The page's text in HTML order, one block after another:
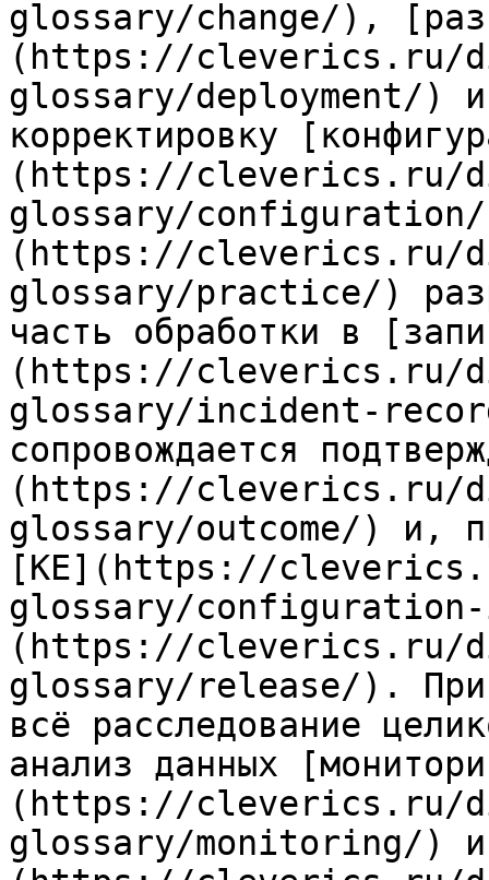
glossary/change/),
(https://cleverics.ru/
glossary/deployment/)
корректировку
(https://cleverics.ru/
glossary/
(https://cleverics.ru/
glossary/practice/)
часть обработки в
(https://cleverics.ru/
glossary/incident-
сопровождается
(https://cleverics.ru/
glossary/outcome/) и,
[КЕ](https://
glossary/
(https://cleverics.ru/
glossary/release/). При
всё расследование
анализ данных
(https://cleverics.ru/
glossary/monitoring/) и